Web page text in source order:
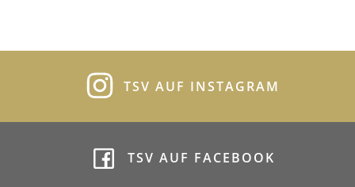
TSV AUF INSTAGRAM
TSV AUF FACEBOOK